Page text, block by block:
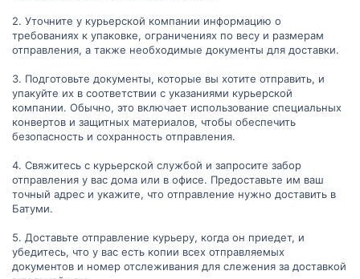
2. Уточните у курьерской компании информацию о
требованиях к упаковке, ограничениях по весу и размерам
отправления, а также необходимые документы для доставки.
3. Подготовьте документы, которые вы хотите отправить, и
упакуйте их в соответствии с указаниями курьерской
компании. Обычно, это включает использование специальных
конвертов и защитных материалов, чтобы обеспечить
безопасность и сохранность отправления.
4. Свяжитесь с курьерской службой и запросите забор
отправления у вас дома или в офисе. Предоставьте им ваш
точный адрес и укажите, что отправление нужно доставить в
Батуми.
5. Доставьте отправление курьеру, когда он приедет, и
убедитесь, что у вас есть копии всех отправляемых
документов и номер отслеживания для слежения за доставкой